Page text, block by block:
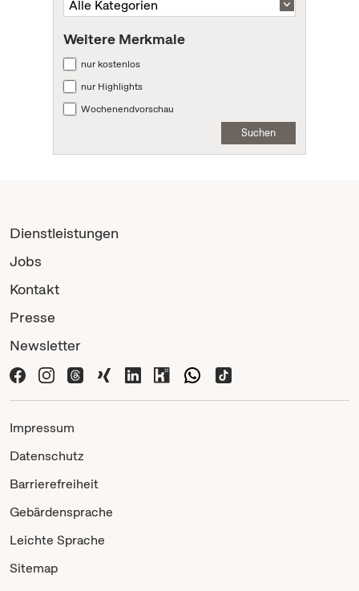
Weitere Merkmale
nur kostenlos
nur Highlights
Wochenendvorschau
Suchen
Dienstleistungen
Jobs
Kontakt
Presse
Newsletter
Impressum
Datenschutz
Barrierefreiheit
Gebärdensprache
Leichte Sprache
Sitemap